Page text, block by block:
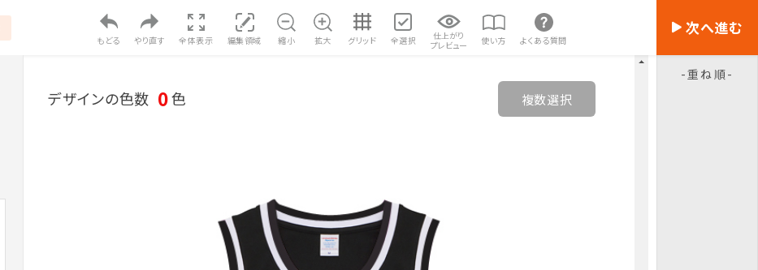
もどる やり直す 全体表示 編集領域 縮小 拡大 グリッド 全選択
仕上がり
プレビュー
使い方 よくある質問
デザインの色数 0色
次へ進む
重ね順
複数選択